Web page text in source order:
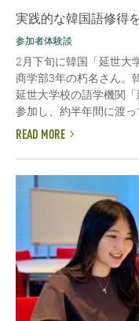
実践的な韓国語修得
参加者体験談
2月下旬に韓国「延世大
商学部3年の朽名さん。
延世大学校の語学機関
参加し、約半年間に渡っ
READ MORE